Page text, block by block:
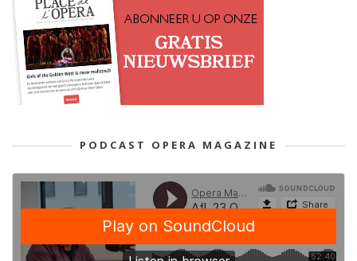
PODCAST OPERA MAGAZINE